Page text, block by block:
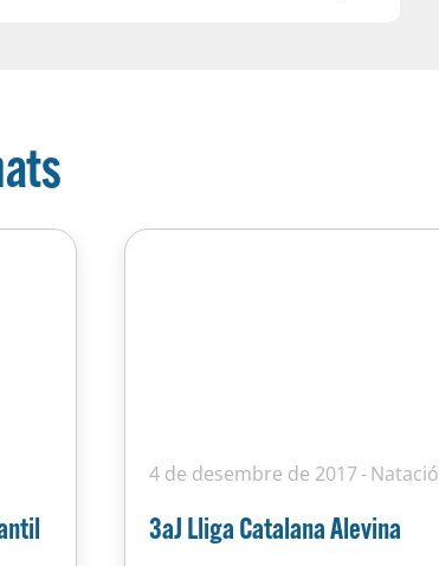
4 de desembre de 2017 Natació
3aJ Lliga Catalana Alevina